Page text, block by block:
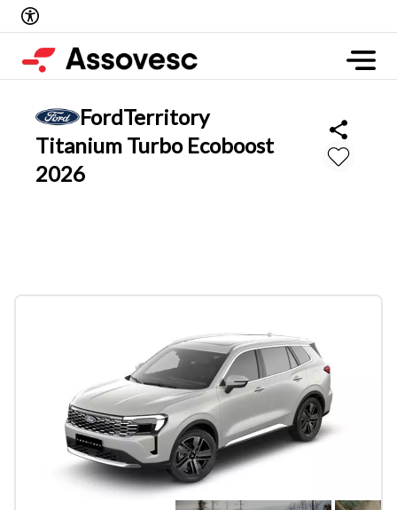
FordTerritory
Titanium Turbo Ecoboost
2026